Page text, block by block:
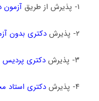
۱- پذیرش از طریق آزمون
۲- پذیرش دکتری بدون
۳- پذیرش دکتری پردیس
۴- پذیرش دکتری استاد